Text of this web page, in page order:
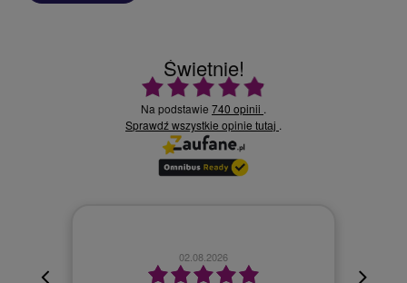
Świetnie!
Ocena średnia 4.9 na 5
Na podstawie 740 opinii .
Sprawdź wszystkie opinie tutaj .
02.08.2026